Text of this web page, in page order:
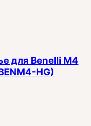
для Benelli M4
HG)